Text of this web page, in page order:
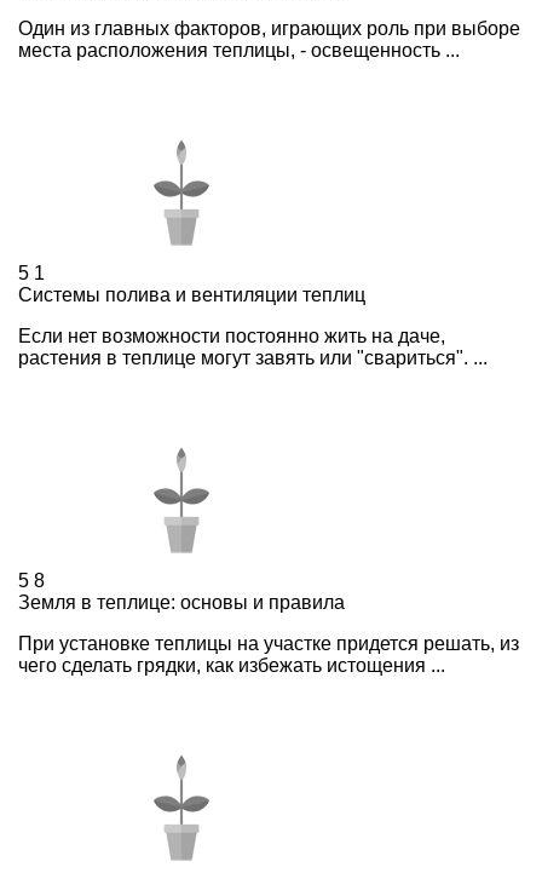
Один из главных факторов, играющих роль при выборе
места расположения теплицы, - освещенность ...
5 1
Системы полива и вентиляции теплиц
Если нет возможности постоянно жить на даче,
растения в теплице могут завять или "свариться". ...
5 8
Земля в теплице: основы и правила
При установке теплицы на участке придется решать, из
чего сделать грядки, как избежать истощения ...